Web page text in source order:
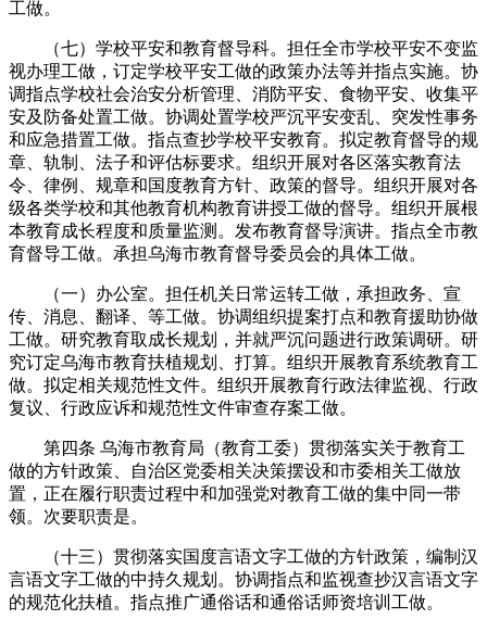
工做。
（七）学校平安和教育督导科。担任全市学校平安不变监
视办理工做，订定学校平安工做的政策办法等并指点实施。协
调指点学校社会治安分析管理、消防平安、食物平安、收集平
安及防备处置工做。协调处置学校严沉平安变乱、突发性事务
和应急措置工做。指点查抄学校平安教育。拟定教育督导的规
章、轨制、法子和评估标要求。组织开展对各区落实教育法
令、律例、规章和国度教育方针、政策的督导。组织开展对各
级各类学校和其他教育机构教育讲授工做的督导。组织开展根
本教育成长程度和质量监测。发布教育督导演讲。指点全市教
育督导工做。承担乌海市教育督导委员会的具体工做。
（一）办公室。担任机关日常运转工做，承担政务、宣
传、消息、翻译、等工做。协调组织提案打点和教育援助协做
工做。研究教育取成长规划，并就严沉问题进行政策调研。研
究订定乌海市教育扶植规划、打算。组织开展教育系统教育工
做。拟定相关规范性文件。组织开展教育行政法律监视、行政
复议、行政应诉和规范性文件审查存案工做。
第四条 乌海市教育局（教育工委）贯彻落实关于教育工
做的方针政策、自治区党委相关决策摆设和市委相关工做放
置，正在履行职责过程中和加强党对教育工做的集中同一带
领。次要职责是。
（十三）贯彻落实国度言语文字工做的方针政策，编制汉
言语文字工做的中持久规划。协调指点和监视查抄汉言语文字
的规范化扶植。指点推广通俗话和通俗话师资培训工做。